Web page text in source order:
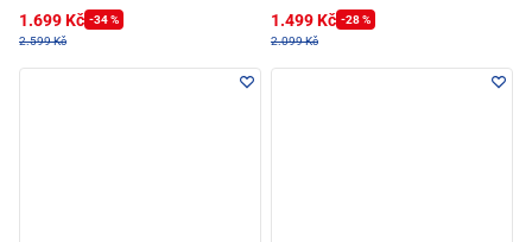
1.699 Kč -34 %
2.599 Kč
1.499 Kč -28 %
2.099 Kč